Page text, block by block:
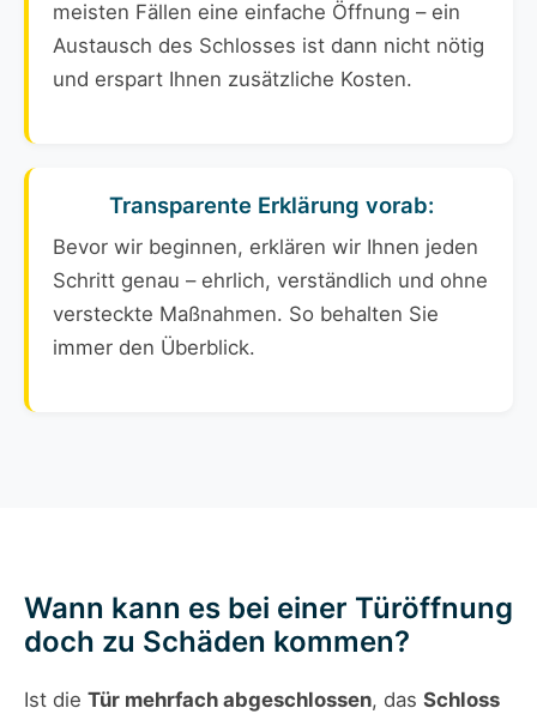
meisten Fällen eine einfache Öffnung – ein
Austausch des Schlosses ist dann nicht nötig
und erspart Ihnen zusätzliche Kosten.
Transparente Erklärung vorab:
Bevor wir beginnen, erklären wir Ihnen jeden
Schritt genau – ehrlich, verständlich und ohne
versteckte Maßnahmen. So behalten Sie
immer den Überblick.
Wann kann es bei einer Türöffnung
doch zu Schäden kommen?
Ist die Tür mehrfach abgeschlossen, das Schloss